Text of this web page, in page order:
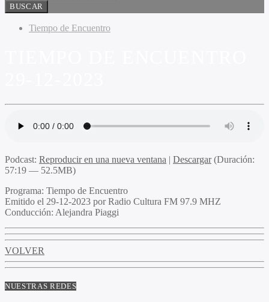
Tiempo de Encuentro
Podcast: Reproducir en una nueva ventana | Descargar(Duración:
57:19 — 52.5MB)
Programa: Tiempo de Encuentro
Emitido el 29-12-2023 por Radio Cultura FM 97.9 MHZ
Conducción: Alejandra Piaggi
VOLVER
NUESTRAS REDES